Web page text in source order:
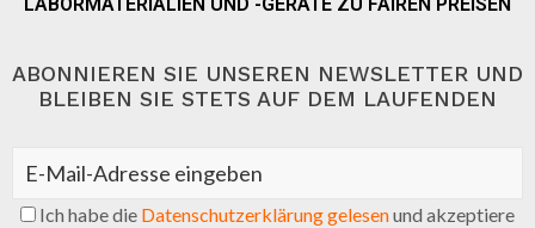
LABORMATERIALIEN UND -GERÄTE ZU FAIREN PREISEN
ABONNIEREN SIE UNSEREN NEWSLETTER UND
BLEIBEN SIE STETS AUF DEM LAUFENDEN
Ich habe die Datenschutzerklärung gelesenund akzeptiere